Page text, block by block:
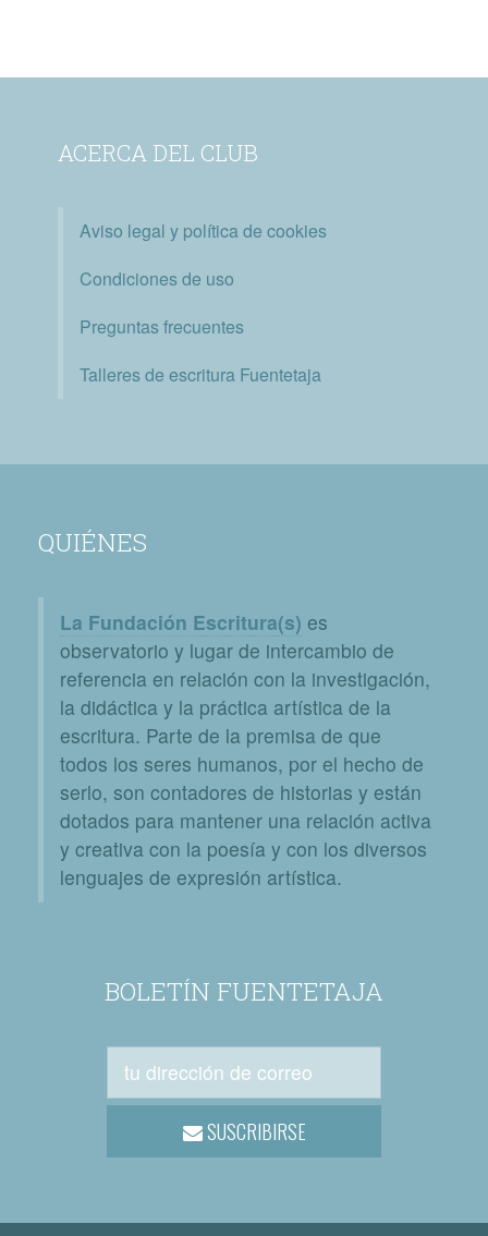
ACERCA DEL CLUB
Aviso legal y política de cookies
Condiciones de uso
Preguntas frecuentes
Talleres de escritura Fuentetaja
QUIÉNES
La Fundación Escritura(s) es
observatorio y lugar de intercambio de
referencia en relación con la investigación,
la didáctica y la práctica artística de la
escritura. Parte de la premisa de que
todos los seres humanos, por el hecho de
serlo, son contadores de historias y están
dotados para mantener una relación activa
y creativa con la poesía y con los diversos
lenguajes de expresión artística.
BOLETÍN FUENTETAJA
SUSCRIBIRSE